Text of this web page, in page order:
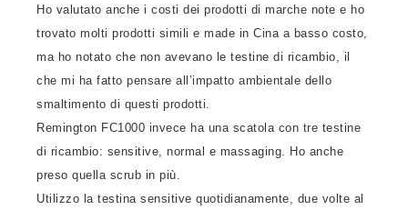
Ho valutato anche i costi dei prodotti di marche note e ho
trovato molti prodotti simili e made in Cina a basso costo,
ma ho notato che non avevano le testine di ricambio, il
che mi ha fatto pensare all’impatto ambientale dello
smaltimento di questi prodotti.
Remington FC1000 invece ha una scatola con tre testine
di ricambio: sensitive, normal e massaging. Ho anche
preso quella scrub in più.
Utilizzo la testina sensitive quotidianamente, due volte al